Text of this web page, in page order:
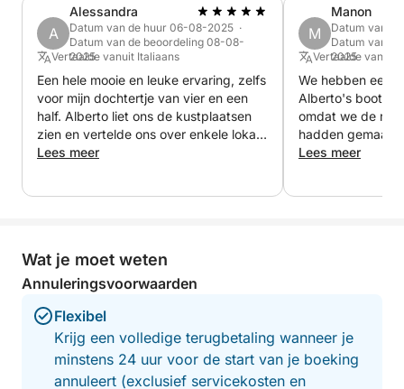
A
Alessandra
Datum van de huur 06-08-2025 ·
Datum van de beoordeling 08-08-
2025
Vertaalde vanuit Italiaans
Een hele mooie en leuke ervaring, zelfs
voor mijn dochtertje van vier en een
half. Alberto liet ons de kustplaatsen
zien en vertelde ons over enkele lokale
bezienswaardigheden.
Lees meer
M
Manon
Datum van
Datum van
2025
Vertaalde vanuit
We hebben een
Alberto's boot.
omdat we de
hadden gemaakt.
Lees meer
Wat je moet weten
Annuleringsvoorwaarden
Flexibel
Krijg een volledige terugbetaling wanneer je
minstens 24 uur voor de start van je boeking
annuleert (exclusief servicekosten en